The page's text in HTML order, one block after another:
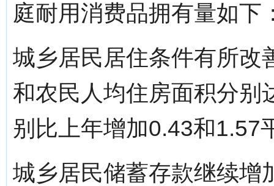
庭耐用消费品拥有量如下
城乡居民居住条件有所改
和农民人均住房面积分别
别比上年增加0.43和1.57
城乡居民储蓄存款继续增